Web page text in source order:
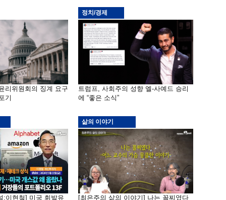
리위원회의 징계 요구
기
정치/경제
트럼프, 사회주의 성향 엘-사예드 승리
에 “좋은 소식”
:이현철] 미국 휘발유
삶의 이야기
[최은주의 삶의 이야기] 나는 꼴찌였다